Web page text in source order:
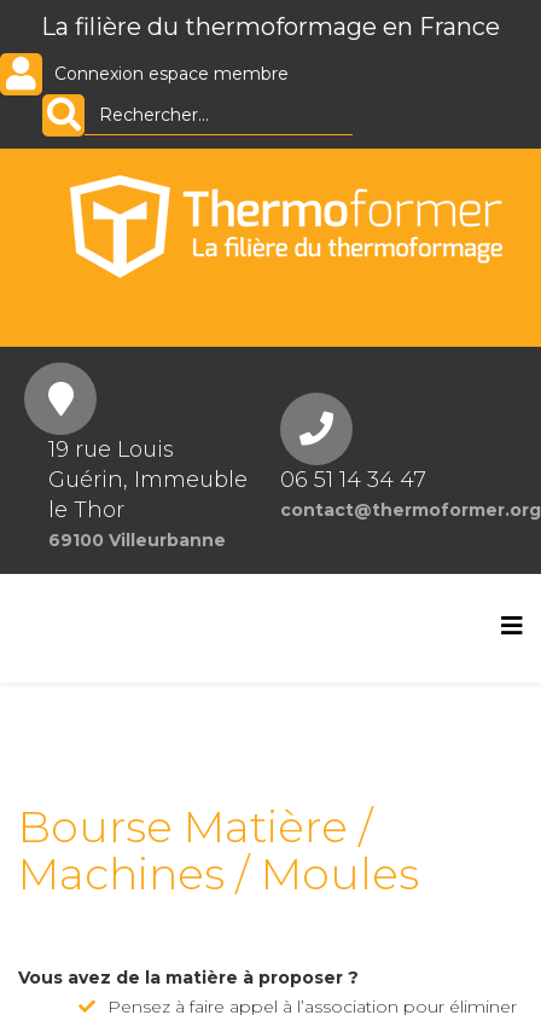
La filière du thermoformage en France
Connexion espace membre
19 rue Louis
Guérin, Immeuble
le Thor
69100 Villeurbanne
06 51 14 34 47
contact@thermoformer.org
Bourse Matière /
Machines / Moules
Vous avez de la matière à proposer ?
Pensez à faire appel à l’association pour éliminer